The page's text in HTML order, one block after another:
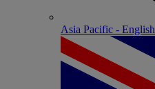
Asia Pacific - English